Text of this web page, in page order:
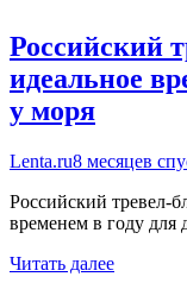
Российский
идеальное
у моря
Lenta.ru8 месяцев
Российский тревел-
временем в году для
Читать далее